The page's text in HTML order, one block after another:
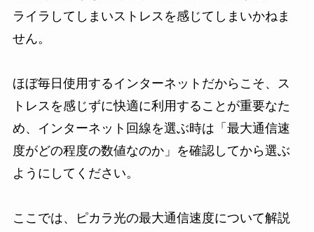
ライラしてしまいストレスを感じてしまいかねま
せん。
ほぼ毎日使用するインターネットだからこそ、ス
トレスを感じずに快適に利用することが重要なた
め、インターネット回線を選ぶ時は「最大通信速
度がどの程度の数値なのか」を確認してから選ぶ
ようにしてください。
ここでは、ピカラ光の最大通信速度について解説